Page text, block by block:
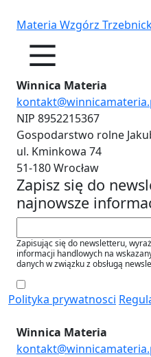
content
Kontakt
Materia Wzgórz
Winnica Materia
NIP 8952215367
Gospodarstwo rolne
ul. Kminkowa 74
51-180 Wrocław
Zapisz się do
najnowsze
Zapisując się do newsletteru,
informacji handlowych na
danych w związku z obsługą
Polityka prywatnosci
Winnica Materia